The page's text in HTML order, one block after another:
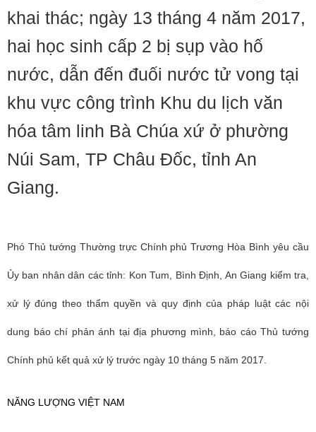
khai thác; ngày 13 tháng 4 năm 2017,
hai học sinh cấp 2 bị sụp vào hố
nước, dẫn đến đuối nước tử vong tại
khu vực công trình Khu du lịch văn
hóa tâm linh Bà Chúa xứ ở phường
Núi Sam, TP Châu Đốc, tỉnh An
Giang.
Phó Thủ tướng Thường trực Chính phủ Trương Hòa Bình yêu cầu
Ủy ban nhân dân các tỉnh: Kon Tum, Bình Định, An Giang kiểm tra,
xử lý đúng theo thẩm quyền và quy định của pháp luật các nội
dung báo chí phản ánh tại địa phương mình, báo cáo Thủ tướng
Chính phủ kết quả xử lý trước ngày 10 tháng 5 năm 2017.
NĂNG LƯỢNG VIỆT NAM